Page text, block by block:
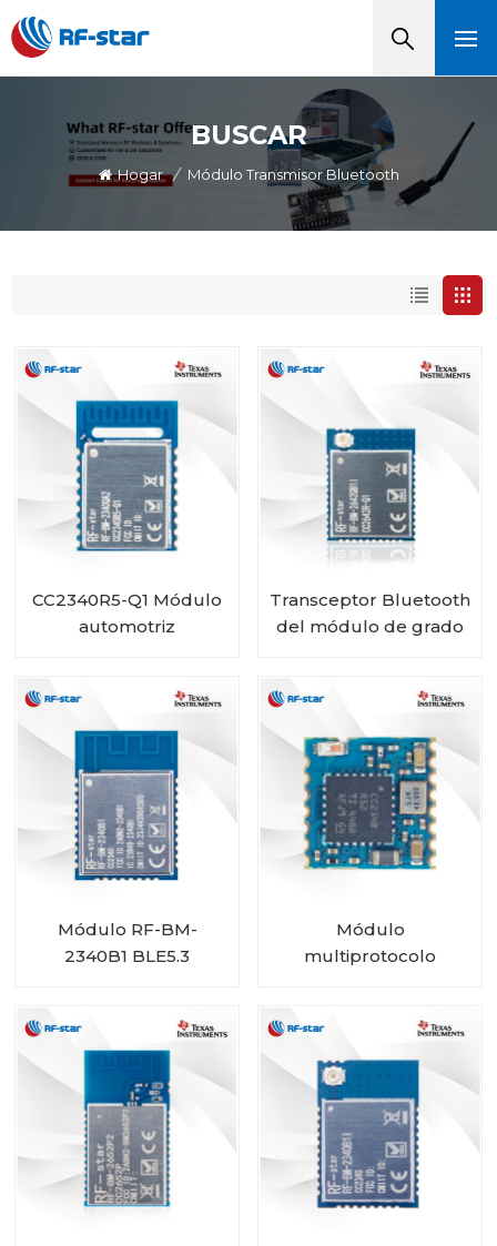
BUSCAR
Hogar / Módulo Transmisor Bluetooth
CC2340R5-Q1 Módulo
automotriz
BM-2340QB1
Transceptor Bluetooth
del módulo de grado
Módulo RF-BM-
2340B1 BLE5.3
Módulo
multiprotocolo